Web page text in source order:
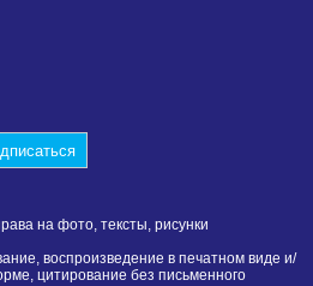
на фото, тексты, рисунки
воспроизведение в печатном виде и/
цитирование без письменного